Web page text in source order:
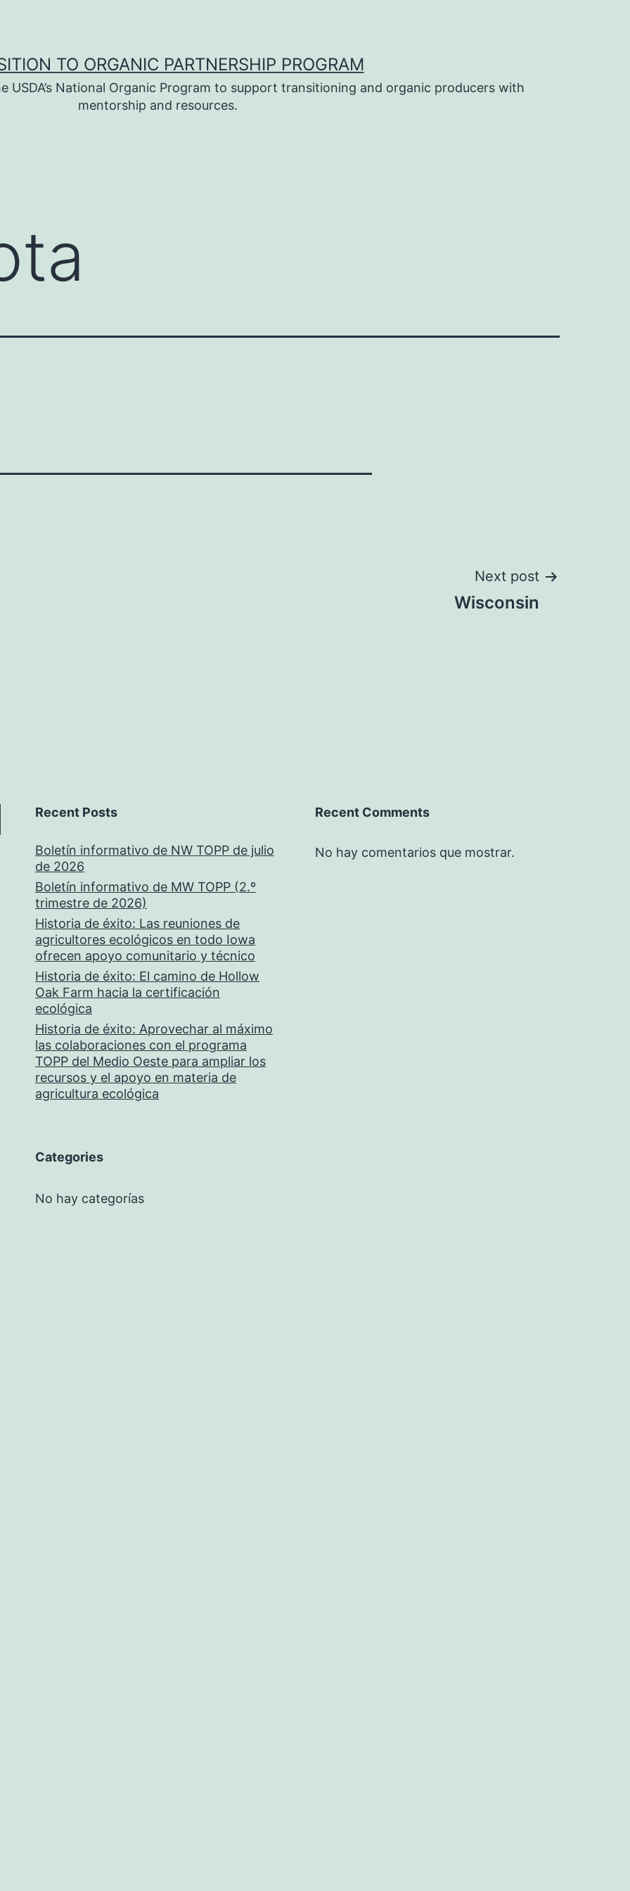
TO ORGANIC PARTNERSHIP PROGRAM
USDA’s National Organic Program to support transitioning and organic producers with
mentorship and resources.
Next post
Wisconsin
Recent Posts
Boletín informativo de NW TOPP de julio
de 2026
Boletín informativo de MW TOPP (2.º
trimestre de 2026)
Historia de éxito: Las reuniones de
agricultores ecológicos en todo Iowa
ofrecen apoyo comunitario y técnico
Historia de éxito: El camino de Hollow
Oak Farm hacia la certificación
ecológica
Historia de éxito: Aprovechar al máximo
las colaboraciones con el programa
TOPP del Medio Oeste para ampliar los
recursos y el apoyo en materia de
agricultura ecológica
Recent Comments
No hay comentarios que mostrar.
Categories
No hay categorías